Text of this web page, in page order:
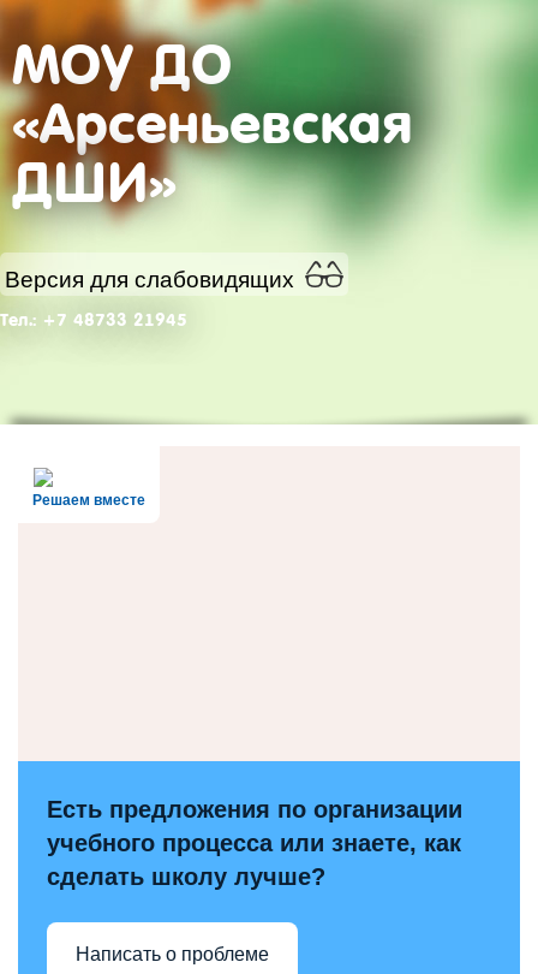
МОУ ДО
«Арсеньевская
ДШИ»
Версия для слабовидящих
Тел.: +7 48733 21945
Решаем вместе
Есть предложения по организации
учебного процесса или знаете, как
сделать школу лучше?
Написать о проблеме